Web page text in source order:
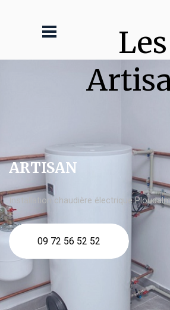
Les
ARTISAN
Installation chaudière électrique
09 72 56 52 52